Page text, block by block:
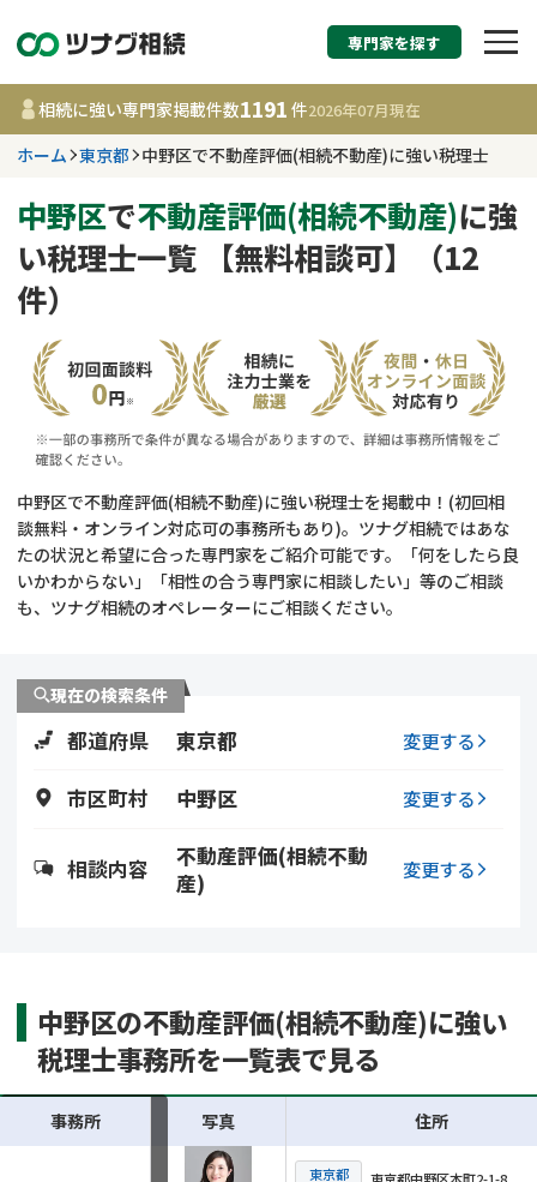
相続税申告・相続手
す
東京都
事務所 1191
件
相談内容で探す
遺言書作成・遺言執行
相続登記
遺留分侵害額請求
相続手続き
不動産評価(相続不動
費用相場
コラム
相続手続き
遺言
調査・アンケート
専門家を探す
相続に強い専門家掲載件数1191 件2026年07月現在
ホーム 東京都 中野区で不動産評価(相続不動産)に強い税理士
中野区で不動産評価(相続不動産)に強
い税理士一覧 【無料相談可】（12
件）
中野区で不動産評価(相続不動産)に強い税理士を掲載中！(初回相
談無料・オンライン対応可の事務所もあり)。ツナグ相続ではあな
たの状況と希望に合った専門家をご紹介可能です。「何をしたら良
いかわからない」「相性の合う専門家に相談したい」等のご相談
も、ツナグ相続のオペレーターにご相談ください。
現在の検索条件
都道府県 東京都 変更する
市区町村 中野区 変更する
相談内容
不動産評価(相続不動
産)
変更する
中野区の不動産評価(相続不動産)に強い
税理士事務所を一覧表で見る
事務所 写真 住所
東京都
東京都中野区本町2-1-8